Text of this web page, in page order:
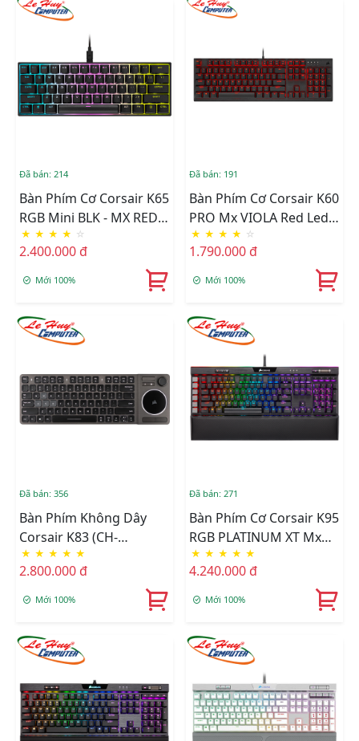
Đã bán: 214
Bàn Phím Cơ Corsair K65
RGB Mini BLK - MX RED
(CH-9194010-NA)
★ ★ ★ ★ ☆
2.400.000 đ
Mới 100%
Đã bán: 191
Bàn Phím Cơ Corsair K60
PRO Mx VIOLA Red Led
(CH-910D029-NA)
★ ★ ★ ★ ☆
1.790.000 đ
Mới 100%
Đã bán: 356
Bàn Phím Không Dây
Corsair K83 (CH-
9268046-NA)
★ ★ ★ ★ ★
2.800.000 đ
Mới 100%
Đã bán: 271
Bàn Phím Cơ Corsair K95
RGB PLATINUM XT Mx
Blue (CH-9127411-NA)
★ ★ ★ ★ ★
4.240.000 đ
Mới 100%